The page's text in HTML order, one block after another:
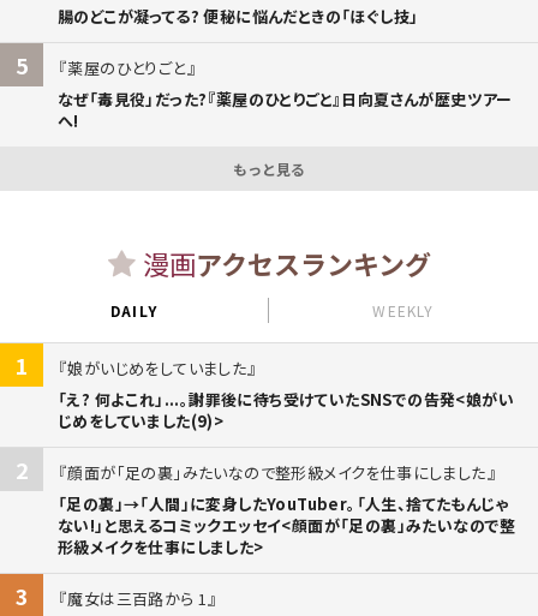
腸のどこが凝ってる? 便秘に悩んだときの「ほぐし技」
5
薬屋のひとりごと
なぜ「毒見役」だった?『薬屋のひとりごと』日向夏さんが歴史ツアー
へ!
もっと見る
漫画アクセスランキング
DAILY WEEKLY
1
娘がいじめをしていました
「え? 何よこれ」...。謝罪後に待ち受けていたSNSでの告発<娘がい
じめをしていました(9)>
2
顔面が「足の裏」みたいなので整形級メイクを仕事にしました
「足の裏」→「人間」に変身したYouTuber。「人生、捨てたもんじゃ
ない!」と思えるコミックエッセイ<顔面が「足の裏」みたいなので整
形級メイクを仕事にしました>
3
魔女は三百路から 1